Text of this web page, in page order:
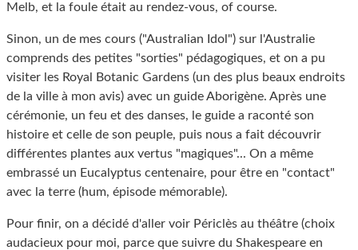
Melb, et la foule était au rendez-vous, of course.
Sinon, un de mes cours ("Australian Idol") sur l'Australie
comprends des petites "sorties" pédagogiques, et on a pu
visiter les Royal Botanic Gardens (un des plus beaux endroits
de la ville à mon avis) avec un guide Aborigène. Après une
cérémonie, un feu et des danses, le guide a raconté son
histoire et celle de son peuple, puis nous a fait découvrir
différentes plantes aux vertus "magiques"... On a même
embrassé un Eucalyptus centenaire, pour être en "contact"
avec la terre (hum, épisode mémorable).
Pour finir, on a décidé d'aller voir Périclès au théâtre (choix
audacieux pour moi, parce que suivre du Shakespeare en